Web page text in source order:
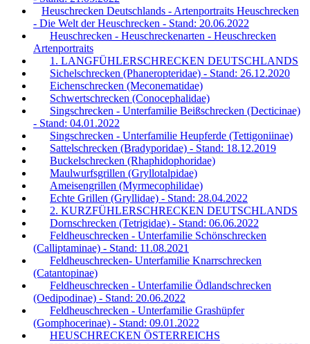
Heuschrecken Deutschlands - Artenportraits Heuschrecken
- Die Welt der Heuschrecken - Stand: 20.06.2022
Heuschrecken - Heuschreckenarten - Heuschrecken
Artenportraits
1. LANGFÜHLERSCHRECKEN DEUTSCHLANDS
Sichelschrecken (Phaneropteridae) - Stand: 26.12.2020
Eichenschrecken (Meconematidae)
Schwertschrecken (Conocephalidae)
Singschrecken - Unterfamilie Beißschrecken (Decticinae)
- Stand: 04.01.2022
Singschrecken - Unterfamilie Heupferde (Tettigoniinae)
Sattelschrecken (Bradyporidae) - Stand: 18.12.2019
Buckelschrecken (Rhaphidophoridae)
Maulwurfsgrillen (Gryllotalpidae)
Ameisengrillen (Myrmecophilidae)
Echte Grillen (Gryllidae) - Stand: 28.04.2022
2. KURZFÜHLERSCHRECKEN DEUTSCHLANDS
Dornschrecken (Tetrigidae) - Stand: 06.06.2022
Feldheuschrecken - Unterfamilie Schönschrecken
(Calliptaminae) - Stand: 11.08.2021
Feldheuschrecken- Unterfamilie Knarrschrecken
(Catantopinae)
Feldheuschrecken - Unterfamilie Ödlandschrecken
(Oedipodinae) - Stand: 20.06.2022
Feldheuschrecken - Unterfamilie Grashüpfer
(Gomphocerinae) - Stand: 09.01.2022
HEUSCHRECKEN ÖSTERREICHS